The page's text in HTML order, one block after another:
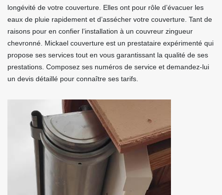
longévité de votre couverture. Elles ont pour rôle d’évacuer les
eaux de pluie rapidement et d’assécher votre couverture. Tant de
raisons pour en confier l’installation à un couvreur zingueur
chevronné. Mickael couverture est un prestataire expérimenté qui
propose ses services tout en vous garantissant la qualité de ses
prestations. Composez ses numéros de service et demandez-lui
un devis détaillé pour connaître ses tarifs.